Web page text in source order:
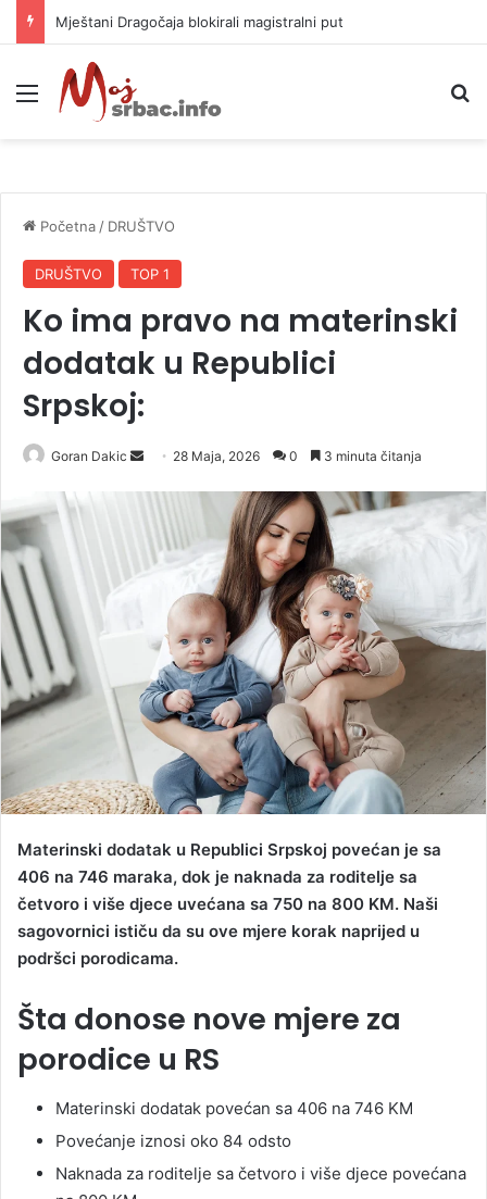
Helikopter ponovo gasi vatru u selima kod Trebinja
Meni
Početna / DRUŠTVO
DRUŠTVO TOP 1
Ko ima pravo na materinski
dodatak u Republici
Srpskoj:
Goran Dakic
d
m
i
l
28 Maja, 2026 0 3 minuta čitanja
Materinski dodatak u Republici Srpskoj povećan je sa
406 na 746 maraka, dok je naknada za roditelje sa
četvoro i više djece uvećana sa 750 na 800 KM. Naši
sagovornici ističu da su ove mjere korak naprijed u
podršci porodicama.
Šta donose nove mjere za
porodice u RS
Materinski dodatak povećan sa 406 na 746 KM
Povećanje iznosi oko 84 odsto
Naknada za roditelje sa četvoro i više djece povećana